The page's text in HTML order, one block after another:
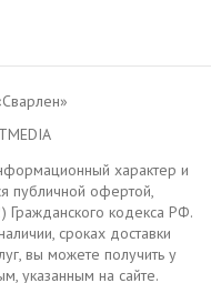
характер и
публичной офертой,
кодекса РФ.
сроках доставки
вы можете получить у
указанным на сайте.